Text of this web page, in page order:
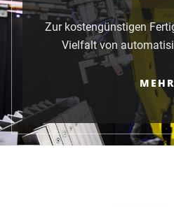
Zur kostengünstigen
Vielfalt von
MEHR